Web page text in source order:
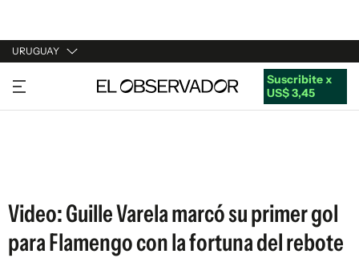
URUGUAY
URUGUAY
ARGENTINA
Suscribite x
US$ 3,45
Video: Guille Varela marcó su primer gol
para Flamengo con la fortuna del rebote